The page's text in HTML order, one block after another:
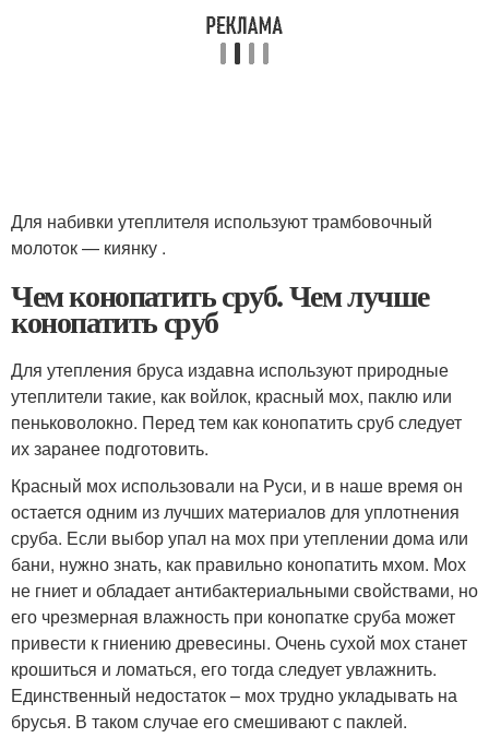
Для набивки утеплителя используют трамбовочный
молоток — киянку .
Чем конопатить сруб. Чем лучше
конопатить сруб
Для утепления бруса издавна используют природные
утеплители такие, как войлок, красный мох, паклю или
пеньковолокно. Перед тем как конопатить сруб следует
их заранее подготовить.
Красный мох использовали на Руси, и в наше время он
остается одним из лучших материалов для уплотнения
сруба. Если выбор упал на мох при утеплении дома или
бани, нужно знать, как правильно конопатить мхом. Мох
не гниет и обладает антибактериальными свойствами, но
его чрезмерная влажность при конопатке сруба может
привести к гниению древесины. Очень сухой мох станет
крошиться и ломаться, его тогда следует увлажнить.
Единственный недостаток – мох трудно укладывать на
брусья. В таком случае его смешивают с паклей.